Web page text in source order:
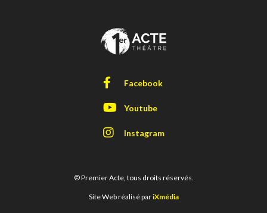
Facebook
Youtube
Instagram
© Premier Acte, tous droits réservés.
Site Web réalisé pariXmédia